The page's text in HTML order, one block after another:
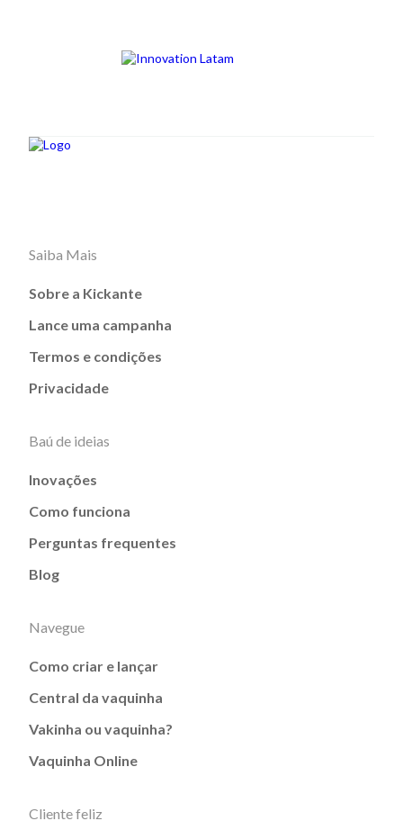
Saiba Mais
Sobre a Kickante
Lance uma campanha
Termos e condições
Privacidade
Baú de ideias
Inovações
Como funciona
Perguntas frequentes
Blog
Navegue
Como criar e lançar
Central da vaquinha
Vakinha ou vaquinha?
Vaquinha Online
Cliente feliz